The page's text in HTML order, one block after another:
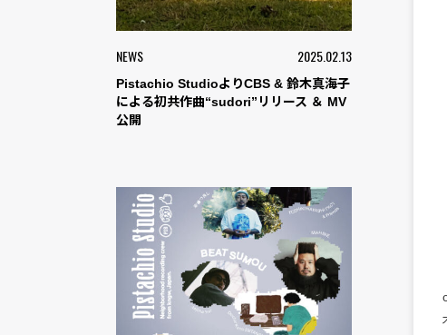
NEWS 2025.02.13
Pistachio StudioよりCBS & 鈴木真海子
による初共作曲“sudori”リリース ＆ MV
公開